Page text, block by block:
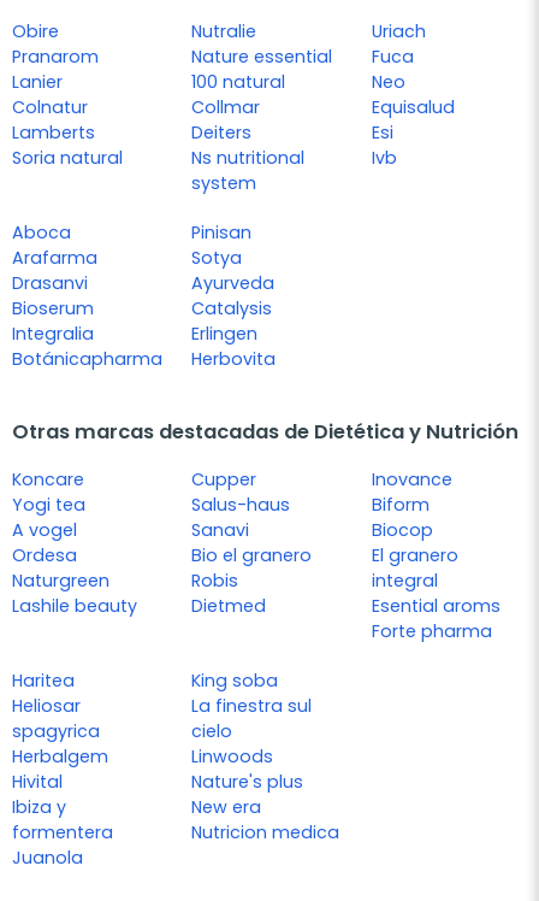
Obire
Pranarom
Lanier
Colnatur
Lamberts
Soria natural
Nutralie
Nature essential
100 natural
Collmar
Deiters
Ns nutritional
system
Uriach
Fuca
Neo
Equisalud
Esi
Ivb
Aboca
Arafarma
Drasanvi
Bioserum
Integralia
Botánicapharma
Pinisan
Sotya
Ayurveda
Catalysis
Erlingen
Herbovita
Otras marcas destacadas de Dietética y Nutrición
Koncare
Yogi tea
A vogel
Ordesa
Naturgreen
Lashile beauty
Cupper
Salus-haus
Sanavi
Bio el granero
Robis
Dietmed
Inovance
Biform
Biocop
El granero
integral
Esential aroms
Forte pharma
Haritea
Heliosar
spagyrica
Herbalgem
Hivital
Ibiza y
formentera
Juanola
King soba
La finestra sul
cielo
Linwoods
Nature's plus
New era
Nutricion medica